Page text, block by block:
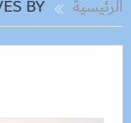
الرئيسية